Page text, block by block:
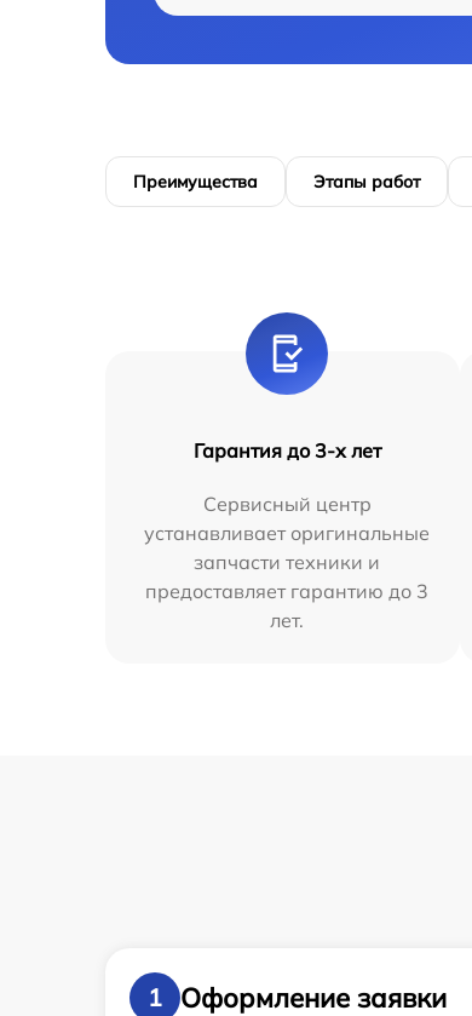
Преимущества Этапы работ
Гарантия до 3-х лет
Сервисный центр
устанавливает оригинальные
запчасти техники и
предоставляет гарантию до 3
лет.
1
Оформление заявки